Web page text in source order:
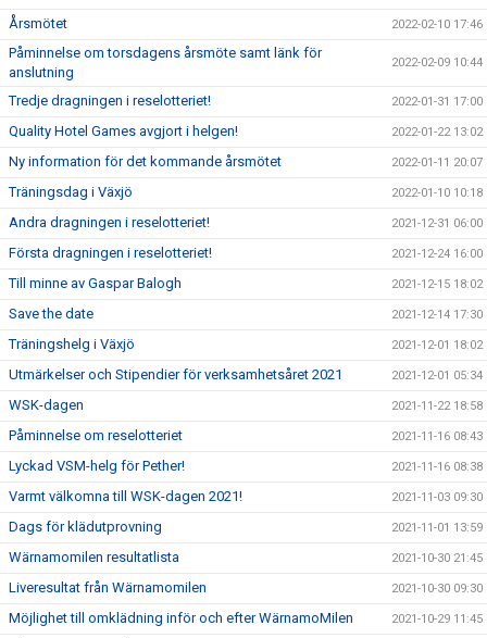
Årsmötet 2022-02-10 17:46
Påminnelse om torsdagens årsmöte samt länk för
anslutning
2022-02-09 10:44
Tredje dragningen i reselotteriet! 2022-01-31 17:00
Quality Hotel Games avgjort i helgen! 2022-01-22 13:02
Ny information för det kommande årsmötet 2022-01-11 20:07
Träningsdag i Växjö 2022-01-10 10:18
Andra dragningen i reselotteriet! 2021-12-31 06:00
Första dragningen i reselotteriet! 2021-12-24 16:00
Till minne av Gaspar Balogh 2021-12-15 18:02
Save the date 2021-12-14 17:30
Träningshelg i Växjö 2021-12-01 18:02
Utmärkelser och Stipendier för verksamhetsåret 2021 2021-12-01 05:34
WSK-dagen 2021-11-22 18:58
Påminnelse om reselotteriet 2021-11-16 08:43
Lyckad VSM-helg för Pether! 2021-11-16 08:38
Varmt välkomna till WSK-dagen 2021! 2021-11-03 09:30
Dags för klädutprovning 2021-11-01 13:59
Wärnamomilen resultatlista 2021-10-30 21:45
Liveresultat från Wärnamomilen 2021-10-30 09:30
Möjlighet till omklädning inför och efter WärnamoMilen 2021-10-29 11:45